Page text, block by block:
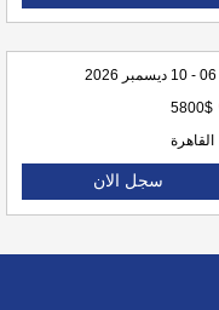
06 - 10 ديسمبر 2026
5800$
القاهرة
سجل الان